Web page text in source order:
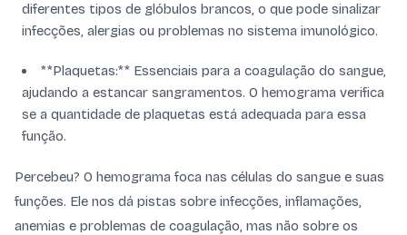
diferentes tipos de glóbulos brancos, o que pode sinalizar
infecções, alergias ou problemas no sistema imunológico.
**Plaquetas:** Essenciais para a coagulação do sangue,
ajudando a estancar sangramentos. O hemograma verifica
se a quantidade de plaquetas está adequada para essa
função.
Percebeu? O hemograma foca nas células do sangue e suas
funções. Ele nos dá pistas sobre infecções, inflamações,
anemias e problemas de coagulação, mas não sobre os